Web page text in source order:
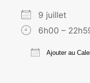
9 juillet
6h00 –
Ajouter au